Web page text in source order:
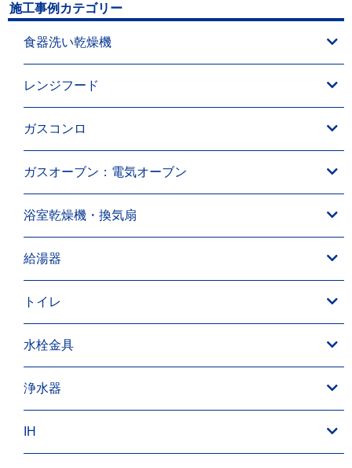
施工事例カテゴリー
食器洗い乾燥機
レンジフード
ガスコンロ
ガスオーブン：電気オーブン
浴室乾燥機・換気扇
給湯器
トイレ
水栓金具
浄水器
IH